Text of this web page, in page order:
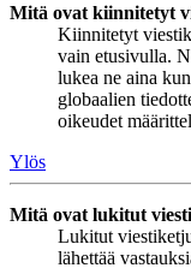
Mitä ovat kiinnitetyt
Kiinnitetyt
vain etusivulla.
lukea ne aina
globaalien
oikeudet
Ylös
Mitä ovat lukitut
Lukitut
lähettää